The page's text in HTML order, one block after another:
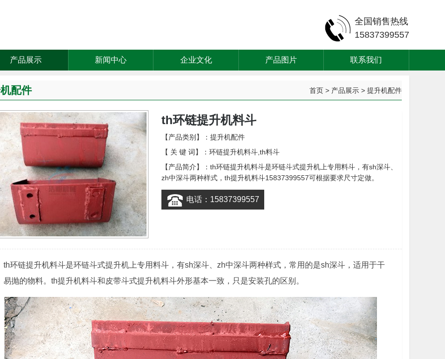
全国销售热线
15837399557
产品展示 新闻中心 企业文化 产品图片 联系我们
配件 首页 > 产品展示 > 提升机配件
th环链提升机料斗
【产品类别】： 提升机配件
【 关 键 词】：环链提升机料斗,th料斗
【产品简介】：th环链提升机料斗是环链斗式提升机上专用料斗，有sh深斗、
zh中深斗两种样式，th提升机料斗15837399557可根据要求尺寸定做。
电话：15837399557
th环链提升机料斗是环链斗式提升机上专用料斗，有sh深斗、zh中深斗两种样式，常用的是sh深斗，适用于干
易抛的物料。th提升机料斗和皮带斗式提升机料斗外形基本一致，只是安装孔的区别。